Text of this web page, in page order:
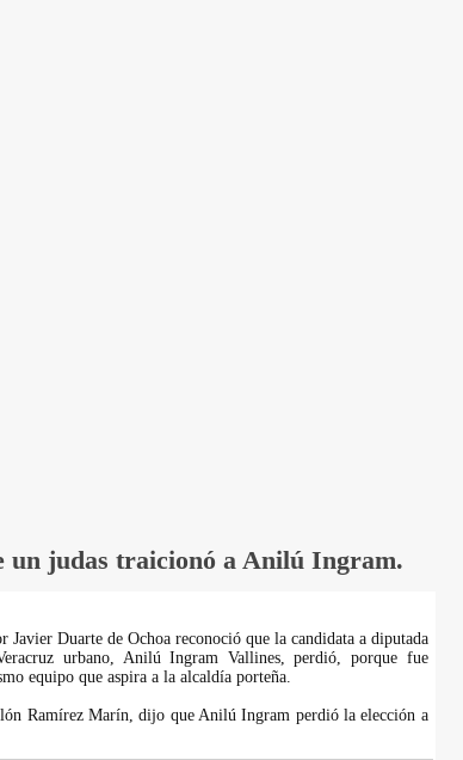
un judas traicionó a Anilú Ingram.
Javier Duarte de Ochoa reconoció que la candidata a diputada
urbano, Anilú Ingram Vallines, perdió, porque fue
equipo que aspira a la alcaldía porteña.
Ramírez Marín, dijo que Anilú Ingram perdió la elección a